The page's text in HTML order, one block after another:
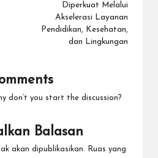
Diperkuat Melalui
Akselerasi Layanan
Pendidikan, Kesehatan,
dan Lingkungan
don’t you start the discussion?
Balasan
akan dipublikasikan.
Ruas yang